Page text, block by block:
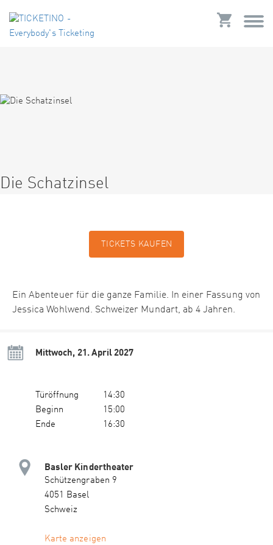
Die Schatzinsel
TICKETS KAUFEN
Ein Abenteuer für die ganze Familie. In einer Fassung von
Jessica Wohlwend. Schweizer Mundart, ab 4 Jahren.
Mittwoch, 21. April 2027
Türöffnung
14:30
Beginn
15:00
Ende
16:30
Basler Kindertheater
Schützengraben 9
4051 Basel
Schweiz
Karte anzeigen